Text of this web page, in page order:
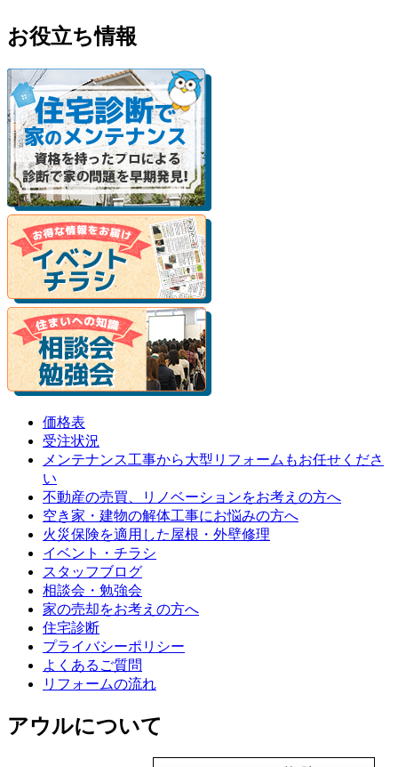
お役立ち情報
価格表
受注状況
メンテナンス工事から大型リフォームもお任せくださ
い
不動産の売買、リノベーションをお考えの方へ
空き家・建物の解体工事にお悩みの方へ
火災保険を適用した屋根・外壁修理
イベント・チラシ
スタッフブログ
相談会・勉強会
家の売却をお考えの方へ
住宅診断
プライバシーポリシー
よくあるご質問
リフォームの流れ
アウルについて